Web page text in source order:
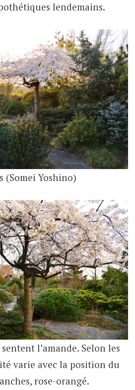
lendemains.
(Somei Yoshino)
l’amande. Selon les
varie avec la position du
rose-orangé.